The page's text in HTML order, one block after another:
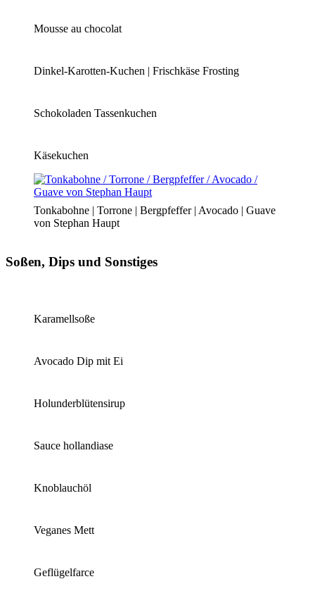
Mousse au chocolat
Dinkel-Karotten-Kuchen | Frischkäse Frosting
Schokoladen Tassenkuchen
Käsekuchen
Tonkabohne | Torrone | Bergpfeffer | Avocado | Guave
von Stephan Haupt
Soßen, Dips und Sonstiges
Karamellsoße
Avocado Dip mit Ei
Holunderblütensirup
Sauce hollandiase
Knoblauchöl
Veganes Mett
Geflügelfarce